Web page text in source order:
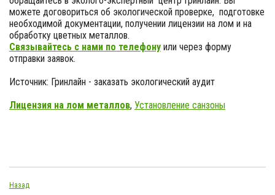
можете договориться об экологической проверке, подготовке
необходимой документации, получении лицензии на лом и на
обработку цветных металлов.
Связывайтесь с нами по телефону или через форму
отправки заявок.
Источник: Гринлайн - заказать экологический аудит
Лицензия на лом металлов, Установление санзоны
Назад